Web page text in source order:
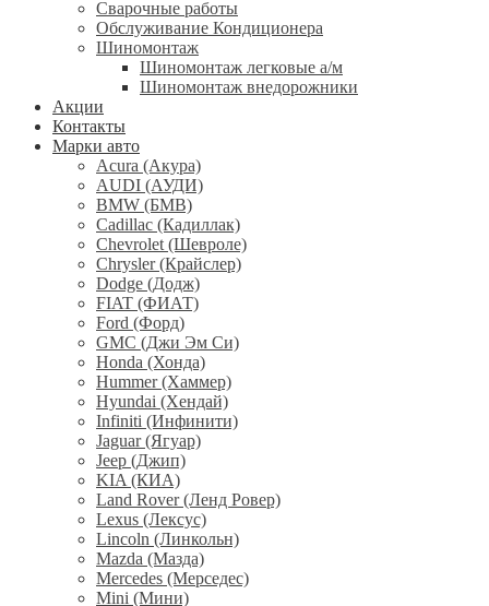
Сварочные работы
Обслуживание Кондиционера
Шиномонтаж
Шиномонтаж легковые а/м
Шиномонтаж внедорожники
Акции
Контакты
Марки авто
Acura (Акура)
AUDI (АУДИ)
BMW (БМВ)
Cadillac (Кадиллак)
Chevrolet (Шевроле)
Chrysler (Крайслер)
Dodge (Додж)
FIAT (ФИАТ)
Ford (Форд)
GMC (Джи Эм Си)
Honda (Хонда)
Hummer (Хаммер)
Hyundai (Хендай)
Infiniti (Инфинити)
Jaguar (Ягуар)
Jeep (Джип)
KIA (КИА)
Land Rover (Ленд Ровер)
Lexus (Лексус)
Lincoln (Линкольн)
Mazda (Мазда)
Mercedes (Мерседес)
Mini (Мини)